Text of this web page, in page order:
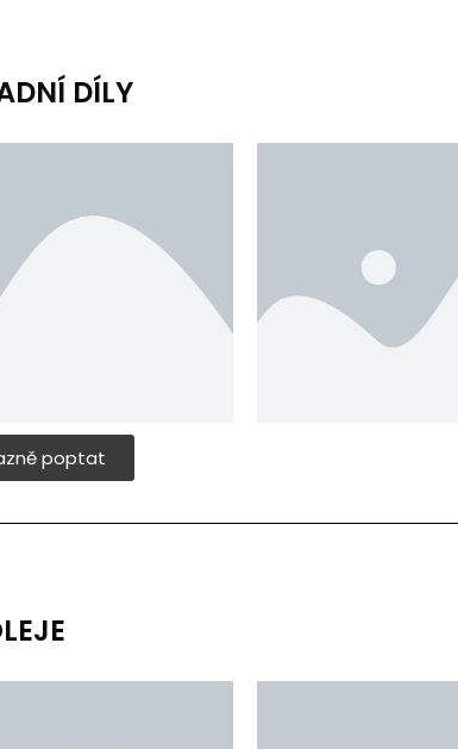
DÍLY
poptat